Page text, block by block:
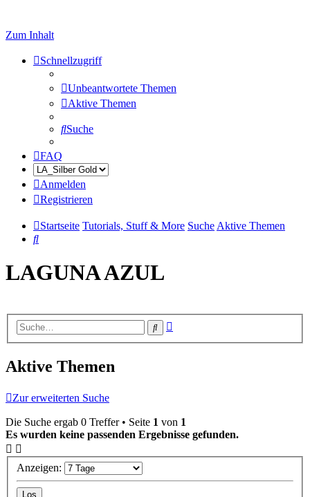
Zum Inhalt
Schnellzugriff
Unbeantwortete Themen
Aktive Themen
Suche
FAQ
Anmelden
Registrieren
Startseite Tutorials, Stuff & More Suche Aktive Themen
Suche
LAGUNA AZUL
Suche
Aktive Themen
Zur erweiterten Suche
Die Suche ergab 0 Treffer • Seite 1 von 1
Es wurden keine passenden Ergebnisse gefunden.
Anzeigen: